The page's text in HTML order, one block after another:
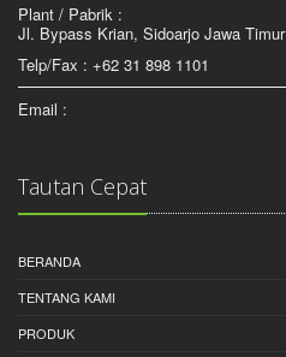
Plant / Pabrik :
Jl. Bypass Krian, Sidoarjo Jawa Timur
Telp/Fax : +62 31 898 1101
Email :
Tautan Cepat
BERANDA
TENTANG KAMI
PRODUK